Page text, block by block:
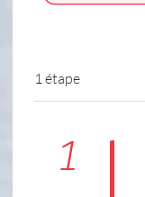
1 étape
1